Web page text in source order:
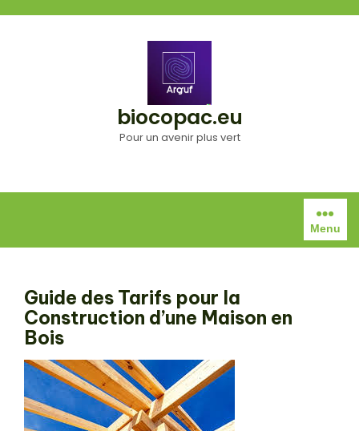
biocopac.eu
Pour un avenir plus vert
Menu
Guide des Tarifs pour la
Construction d’une Maison en
Bois